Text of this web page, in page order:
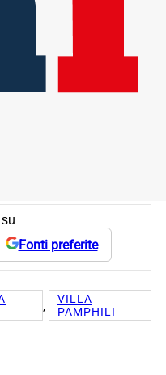
Fonti preferite
,
VILLA
PAMPHILI